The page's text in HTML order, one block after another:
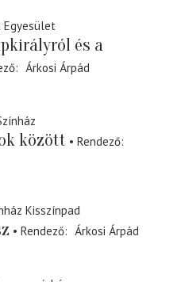
és a
Árkosi Árpád
között
Rendező
Kisszínpad
Rendező
Árkosi Árpád